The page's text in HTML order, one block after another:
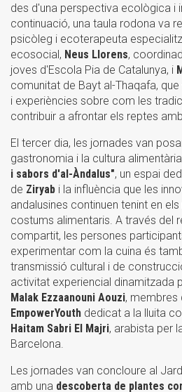
des d'una perspectiva ecològica i
continuació, una taula rodona va
psicòleg i ecoterapeuta
ecosocial, Neus Llorens,
joves d'Escola Pia de Catalunya, i
comunitat de Bayt al-Thaqafa,
i experiències sobre com les
contribuir a afrontar els reptes
El tercer dia, les jornades van
gastronomia i la cultura
i sabors d'al-Àndalus", un espai
de Ziryab i la influència que les
andalusines continuen tenint en
costums alimentaris. A través del
compartit, les persones
experimentar com la cuina és
transmissió cultural i de
activitat experiencial dinamitzada
Malak Ezzaanouni Aouzi, membres
EmpowerYouth dedicat a la lluita
Haitam Sabri El Majri, arabista per
Barcelona.
Les jornades van concloure al
amb una descoberta de plantes